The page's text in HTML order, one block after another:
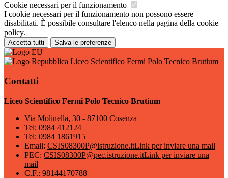
Cookie necessari per il funzionamento
I cookie necessari per il funzionamento non possono essere
disabilitati. È possibile consultare l'elenco nella pagina della cookie
policy.
Accetta tutti Salva le preferenze
Liceo Scientifico Fermi Polo Tecnico Brutium
Contatti
Liceo Scientifico Fermi Polo Tecnico Brutium
Via Molinella, 30 - 87100 Cosenza
Tel: 0984 412124
Tel: 0984 1861915
Email: CSIS08300P@istruzione.itLink per inviare una mail
PEC: CSIS08300P@pec.istruzione.itLink per inviare una
mail
C.F.: 98144170788